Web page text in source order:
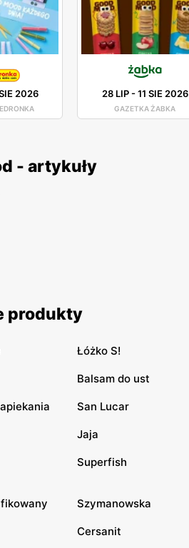
2026 28 LIP-11 SIE 2026
GAZETKA ŻABKA
- artykuły
produkty
Łóżko S!
Balsam do ust
San Lucar
Jaja
Superfish
Szymanowska
Cersanit